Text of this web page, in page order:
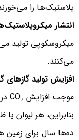
پلاستیک‌ها را
انتشار
میکروسکوپی تولید
می‌کنند.
افزایش تولید گازهای
موجب افزایش CO₂ در اتمسفر و تشدید گرمایش زمین می‌شود.
بنابراین، هر لیوان
ده‌ها سال برای زمین